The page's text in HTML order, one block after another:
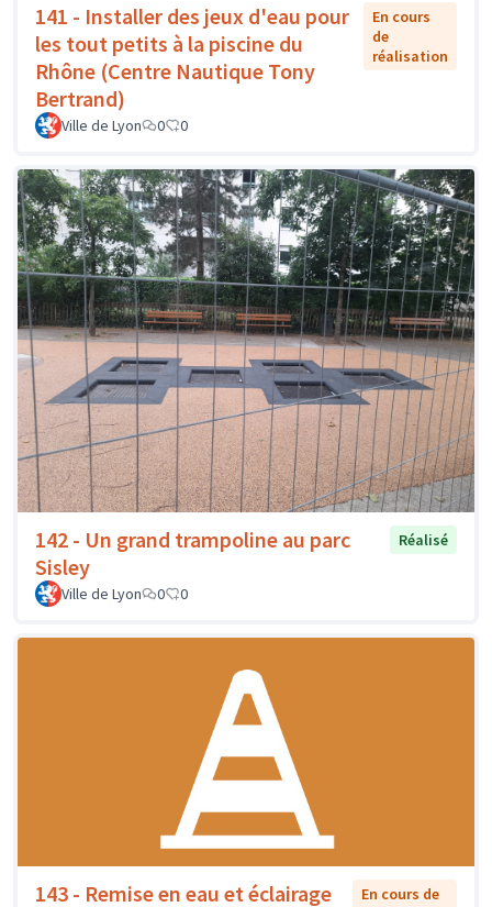
141 - Installer des jeux d'eau pour
les tout petits à la piscine du
Rhône (Centre Nautique Tony
Bertrand)
En cours
de
réalisation
Ville de Lyon 0 0
142 - Un grand trampoline au parc
Sisley
Réalisé
Ville de Lyon 0 0
143 - Remise en eau et éclairage
En cours de